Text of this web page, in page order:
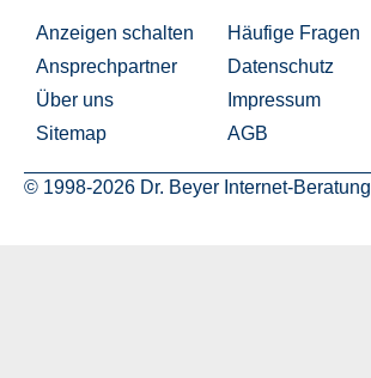
Anzeigen schalten
Ansprechpartner
Über uns
Sitemap
Häufige Fragen
Datenschutz
Impressum
AGB
© 1998-2026 Dr. Beyer Internet-Beratung